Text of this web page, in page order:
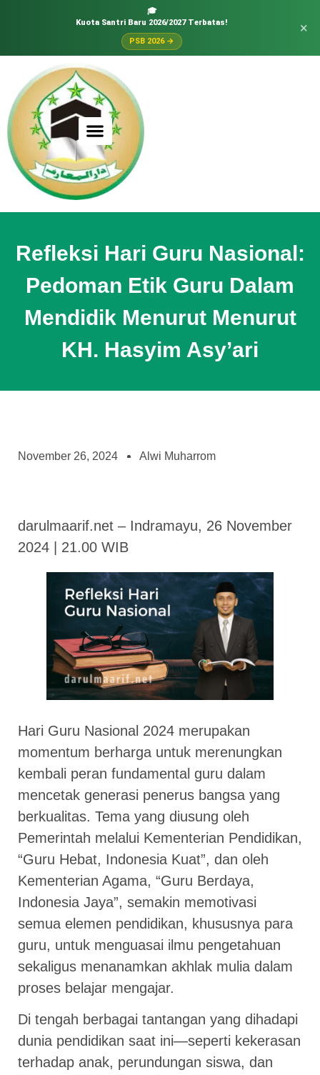
🎓
Kuota Santri Baru 2026/2027 Terbatas!
PSB 2026 →
×
Refleksi Hari Guru Nasional:
Pedoman Etik Guru Dalam
Mendidik Menurut Menurut
KH. Hasyim Asy’ari
November 26, 2024 Alwi Muharrom
darulmaarif.net – Indramayu, 26 November
2024 | 21.00 WIB
Hari Guru Nasional 2024 merupakan
momentum berharga untuk merenungkan
kembali peran fundamental guru dalam
mencetak generasi penerus bangsa yang
berkualitas. Tema yang diusung oleh
Pemerintah melalui Kementerian Pendidikan,
“Guru Hebat, Indonesia Kuat”, dan oleh
Kementerian Agama, “Guru Berdaya,
Indonesia Jaya”, semakin memotivasi
semua elemen pendidikan, khususnya para
guru, untuk menguasai ilmu pengetahuan
sekaligus menanamkan akhlak mulia dalam
proses belajar mengajar.
Di tengah berbagai tantangan yang dihadapi
dunia pendidikan saat ini—seperti kekerasan
terhadap anak, perundungan siswa, dan